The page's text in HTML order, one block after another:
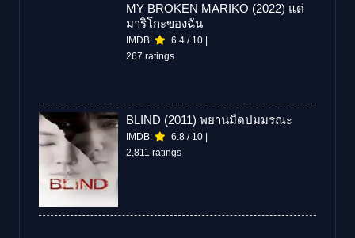
MY BROKEN MARIKO (2022) แด่
มาริโกะของฉัน
IMDB: 6.4 / 10
267 ratings
BLIND (2011) พยานมืดปมมรณะ
IMDB: 6.8 / 10
2,811 ratings